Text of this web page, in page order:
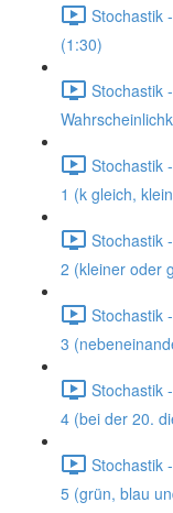
Stochastik
(1:30)
Stochastik
Stochastik
1 (k gleich,
Stochastik
2 (kleiner oder
Stochastik
3
Stochastik
4 (bei der 20.
Stochastik
5 (grün, blau